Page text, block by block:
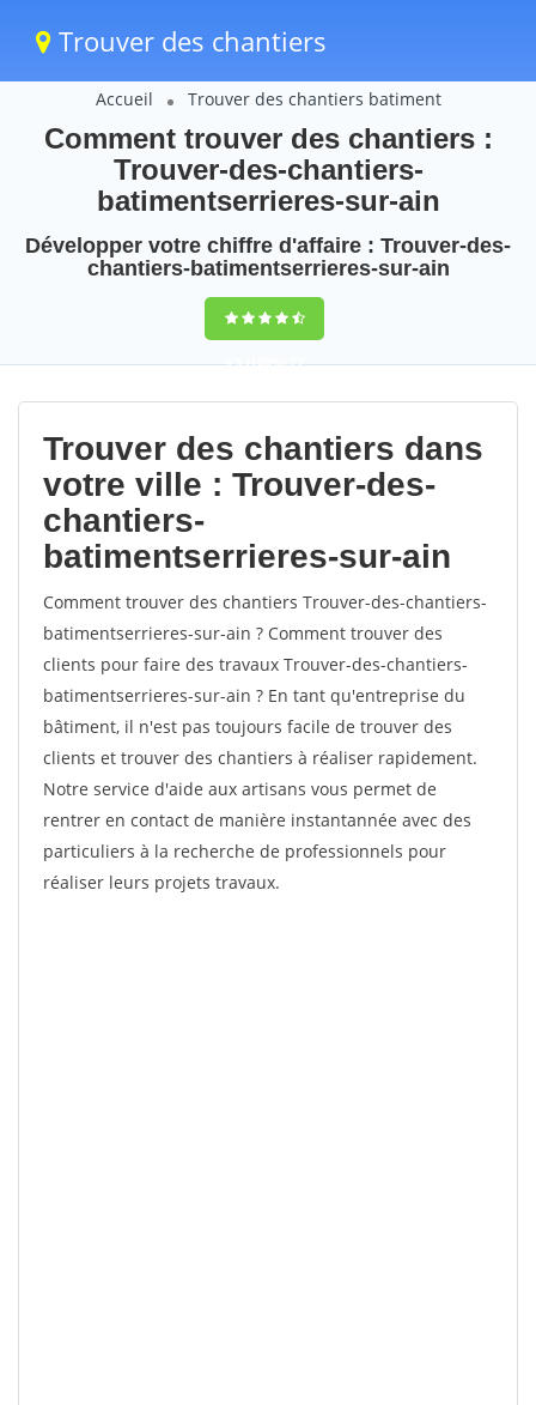
Trouver des chantiers
Accueil Trouver des chantiers batiment
Comment trouver des chantiers :
Trouver-des-chantiers-
batimentserrieres-sur-ain
Développer votre chiffre d'affaire : Trouver-des-
chantiers-batimentserrieres-sur-ain
9,5(100%)77
votes
Trouver des chantiers dans
votre ville : Trouver-des-
chantiers-
batimentserrieres-sur-ain
Comment trouver des chantiers Trouver-des-chantiers-
batimentserrieres-sur-ain ? Comment trouver des
clients pour faire des travaux Trouver-des-chantiers-
batimentserrieres-sur-ain ? En tant qu'entreprise du
bâtiment, il n'est pas toujours facile de trouver des
clients et trouver des chantiers à réaliser rapidement.
Notre service d'aide aux artisans vous permet de
rentrer en contact de manière instantannée avec des
particuliers à la recherche de professionnels pour
réaliser leurs projets travaux.